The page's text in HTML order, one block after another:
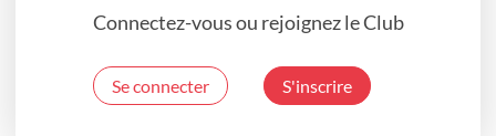
Connectez-vous ou rejoignez le Club
Se connecter S'inscrire